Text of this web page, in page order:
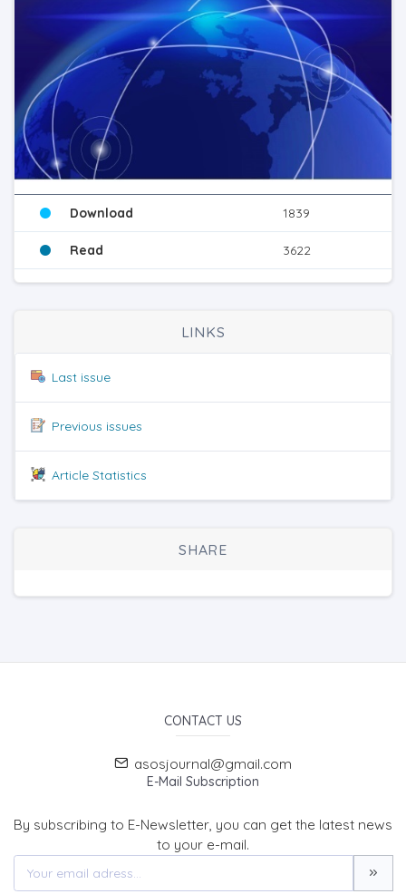
Download 1839
Read 3622
LINKS
Last issue
Previous issues
Article Statistics
SHARE
CONTACT US
asosjournal@gmail.com
E-Mail Subscription
By subscribing to E-Newsletter, you can get the latest news
to your e-mail.